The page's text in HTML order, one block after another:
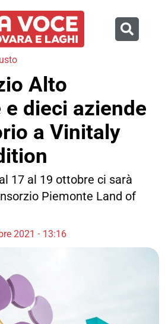
Alto
dieci aziende
a Vinitaly
17 al 19 ottobre ci sarà
Piemonte Land of
2021 13:16